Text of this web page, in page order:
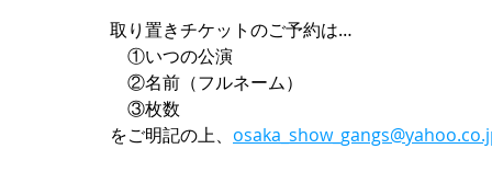
取り置きチケットのご予約は…
①いつの公演
②名前（フルネーム）
③枚数
をご明記の上、